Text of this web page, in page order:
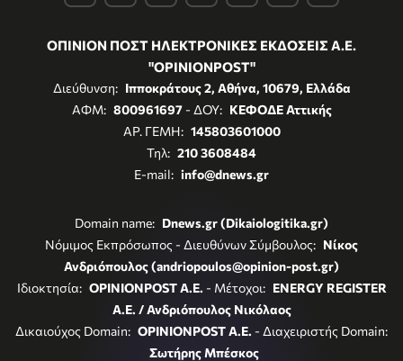
ΟΠΙΝΙΟΝ ΠΟΣΤ ΗΛΕΚΤΡΟΝΙΚΕΣ ΕΚΔΟΣΕΙΣ Α.Ε.
"OPINIONPOST"
Διεύθυνση: Ιπποκράτους 2, Αθήνα, 10679, Ελλάδα
ΑΦΜ: 800961697- ΔΟΥ: ΚΕΦΟΔΕ Αττικής
ΑΡ. ΓΕΜΗ: 145803601000
Τηλ: 210 3608484
E-mail: info@dnews.gr
Domain name: Dnews.gr (Dikaiologitika.gr)
Νόμιμος Εκπρόσωπος - Διευθύνων Σύμβουλος: Νίκος
Ανδριόπουλος (andriopoulos@opinion-post.gr)
Ιδιοκτησία: OPINIONPOST A.E. - Μέτοχοι: ENERGY REGISTER
Α.Ε. / Ανδριόπουλος Νικόλαος
Δικαιούχος Domain: OPINIONPOST A.E. - Διαχειριστής Domain:
Σωτήρης Μπέσκος